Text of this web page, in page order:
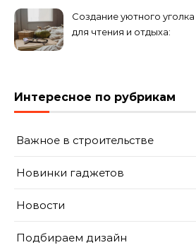
Создание уютного уголка
для чтения и отдыха:
Интересное по рубрикам
Важное в строительстве
Новинки гаджетов
Новости
Подбираем дизайн